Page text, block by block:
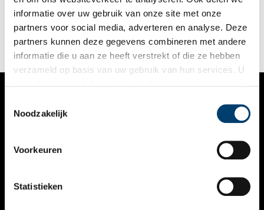
informatie over uw gebruik van onze site met onze
partners voor social media, adverteren en analyse. Deze
partners kunnen deze gegevens combineren met andere
informatie die u aan ze heeft verstrekt of die ze hebben
verzameld op basis van uw gebruik van hun services. U
Noodzakelijk
Voorkeuren
Statistieken
tegenwoordig meer een hobby dan noodzaak is, valt er nog
steeds genoeg te vinden. Van een simpele reddingsboei tot
een container vol gloednieuwe televisies.
VERHALEN
KALENDER
THEMA’S